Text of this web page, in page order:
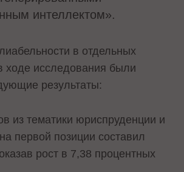
интеллектом».
в отдельных
ходе исследования были
результаты:
из тематики юриспруденции и
первой позиции составил
рост в 7,38 процентных